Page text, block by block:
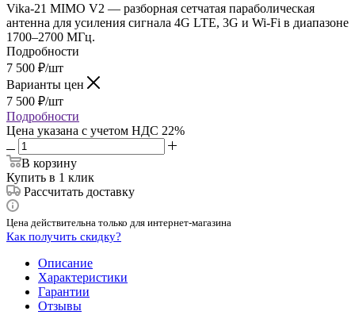
Vika-21 MIMO V2 — разборная сетчатая параболическая
антенна для усиления сигнала 4G LTE, 3G и Wi-Fi в диапазоне
1700–2700 МГц.
Подробности
7 500 ₽/шт
Варианты цен
7 500 ₽/шт
Подробности
Цена указана с учетом НДС 22%
В корзину
Купить в 1 клик
Рассчитать доставку
Цена действительна только для интернет-магазина
Как получить скидку?
Описание
Характеристики
Гарантии
Отзывы